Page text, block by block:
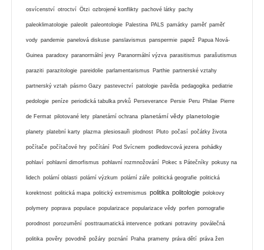
osvícenství otroctví Ötzi ozbrojené konflikty pachové látky pachy
paleoklimatologie paleolit paleontologie Palestina PALS památky paměť paměť
vody pandemie panelová diskuse panslavismus panspermie papež Papua Nová-
Guinea paradoxy paranormální jevy Paranormální výzva parasitismus parašutismus
paraziti parazitologie pareidolie parlamentarismus Parthie partnerské vztahy
partnerský vztah pásmo Gazy pastevectví patologie pavěda pedagogika pediatrie
pedologie peníze periodická tabulka prvků Perseverance Persie Peru Philae Pierre
de Fermat pilotované lety planetární ochrana planetární vědy planetologie
planety platební karty plazma plesiosauři plodnost Pluto počasí počátky života
počítače počítačové hry počítání Pod Svícnem podledovcová jezera pohádky
pohlaví pohlavní dimorfismus pohlavní rozmnožování Pokec s Pátečníky pokusy na
lidech polární oblasti polární výzkum polární záře politická geografie politická
korektnost politická mapa politický extremismus politika politologie polokovy
polymery poprava populace popularizace popularizace vědy porfen pornografie
porodnost porozumění posttraumatická intervence potkani potraviny poválečná
politika pověry povodně požáry poznání Praha prameny práva dětí práva žen